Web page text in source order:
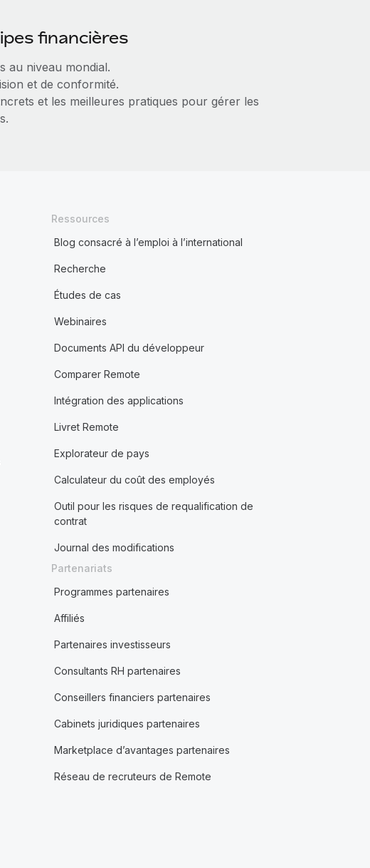
financières
au niveau mondial.
et de conformité.
et les meilleures pratiques pour gérer les
Ressources
Blog consacré à l’emploi à l’international
Recherche
Études de cas
Webinaires
Documents API du développeur
Comparer Remote
Intégration des applications
Livret Remote
Explorateur de pays
Calculateur du coût des employés
Outil pour les risques de requalification de
contrat
Journal des modifications
Partenariats
Programmes partenaires
Affiliés
Partenaires investisseurs
Consultants RH partenaires
Conseillers financiers partenaires
Cabinets juridiques partenaires
Marketplace d’avantages partenaires
Réseau de recruteurs de Remote